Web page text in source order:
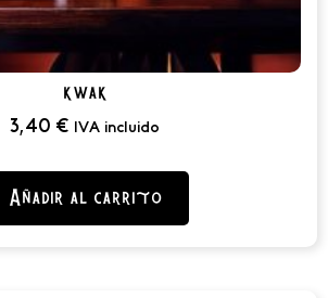
kwak
3,40 € IVA incluido
Añadir al carrito